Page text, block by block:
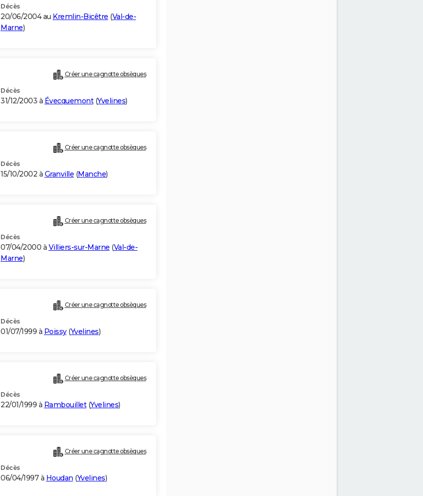
Décès
20/06/2004 au Kremlin-Bicêtre (Val-de-
Marne)
Créer une cagnotte obsèques
Décès
31/12/2003 à Évecquemont(Yvelines)
Créer une cagnotte obsèques
Décès
15/10/2002 à Granville (Manche)
Créer une cagnotte obsèques
Décès
07/04/2000 à Villiers-sur-Marne (Val-de-
Marne)
Créer une cagnotte obsèques
Décès
01/07/1999 à Poissy(Yvelines)
Créer une cagnotte obsèques
Décès
22/01/1999 à Rambouillet(Yvelines)
Créer une cagnotte obsèques
Décès
06/04/1997 à Houdan (Yvelines)